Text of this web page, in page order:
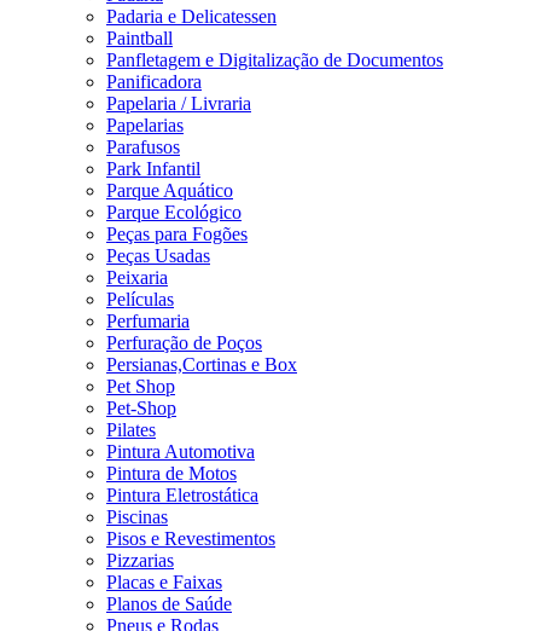
Padaria e Delicatessen
Paintball
Panfletagem e Digitalização de Documentos
Panificadora
Papelaria / Livraria
Papelarias
Parafusos
Park Infantil
Parque Aquático
Parque Ecológico
Peças para Fogões
Peças Usadas
Peixaria
Películas
Perfumaria
Perfuração de Poços
Persianas,Cortinas e Box
Pet Shop
Pet-Shop
Pilates
Pintura Automotiva
Pintura de Motos
Pintura Eletrostática
Piscinas
Pisos e Revestimentos
Pizzarias
Placas e Faixas
Planos de Saúde
Pneus e Rodas